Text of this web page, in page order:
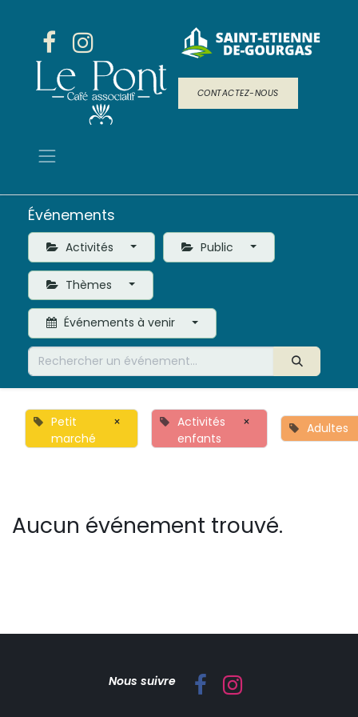
CONTACTEZ-NOUS
Événements
Activités Public
Thèmes
Événements à venir
Petit
marché
×
Activités
enfants
× Adultes
Aucun événement trouvé.
Nous suivre